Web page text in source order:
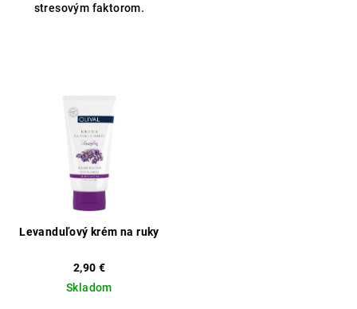
stresovým faktorom.
Levanduľový krém na ruky
2,90 €
Skladom